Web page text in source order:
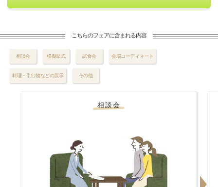
こちらのフェアに含まれる内容
相談会 模擬挙式 試食会 会場コーディネート
料理・引出物などの展示 その他
相談会